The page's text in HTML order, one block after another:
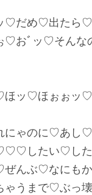
だめ♡出たら♡
♡おﾞッ♡そんな
ほッ♡ほぉぉッ
ゃのに♡あし
したい♡した
ぜんぶ♡なにも
ゃうまで♡ぶっ